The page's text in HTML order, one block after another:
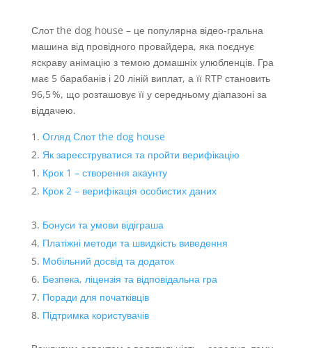
Слот the dog house – це популярна відео‑гральна
машина від провідного провайдера, яка поєднує
яскраву анімацію з темою домашніх улюбленців. Гра
має 5 барабанів і 20 ліній виплат, а її RTP становить
96,5 %, що розташовує її у середньому діапазоні за
віддачею.
Огляд Слот the dog house
Як зареєструватися та пройти верифікацію
Крок 1 – створення акаунту
Крок 2 – верифікація особистих даних
Бонуси та умови відіграша
Платіжні методи та швидкість виведення
Мобільний досвід та додаток
Безпека, ліцензія та відповідальна гра
Поради для початківців
Підтримка користувачів